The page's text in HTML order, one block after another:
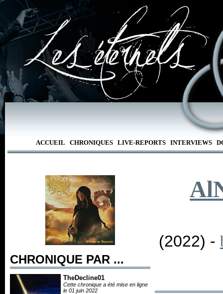
ACCUEIL CHRONIQUES LIVE-REPORTS INTERVIEWS
CHRONIQUE PAR ...
TheDecline01
Cette chronique a été mise en ligne
le 01 juin 2022
(2022) -